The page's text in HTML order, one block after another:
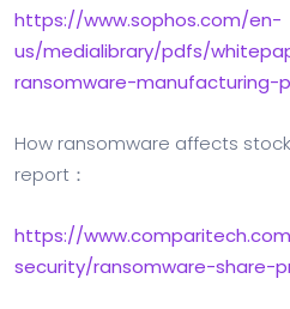
https://www.sophos.com/en-
us/medialibrary/pdfs/
ransomware-manufacturing-
How ransomware affects
report：
https://
security/ransomware-share-